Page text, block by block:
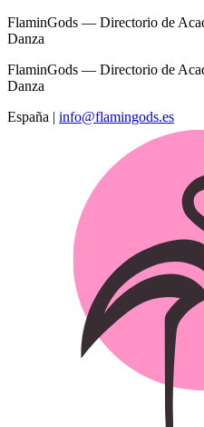
FlaminGods — Directorio de
Danza
FlaminGods — Directorio de
Danza
España | info@flamingods.es